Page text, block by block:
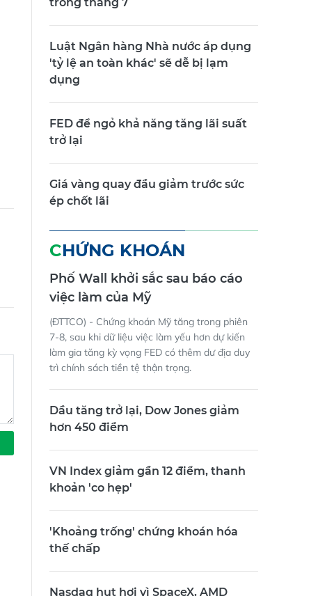
trong tháng 7
Luật Ngân hàng Nhà nước áp dụng
'tỷ lệ an toàn khác' sẽ dễ bị lạm
dụng
FED để ngỏ khả năng tăng lãi suất
trở lại
Giá vàng quay đầu giảm trước sức
ép chốt lãi
CHỨNG KHOÁN
Phố Wall khởi sắc sau báo cáo
việc làm của Mỹ
(ĐTTCO) - Chứng khoán Mỹ tăng trong phiên
7-8, sau khi dữ liệu việc làm yếu hơn dự kiến
làm gia tăng kỳ vọng FED có thêm dư địa duy
trì chính sách tiền tệ thận trọng.
Dầu tăng trở lại, Dow Jones giảm
hơn 450 điểm
VN Index giảm gần 12 điểm, thanh
khoản 'co hẹp'
'Khoảng trống' chứng khoán hóa
thế chấp